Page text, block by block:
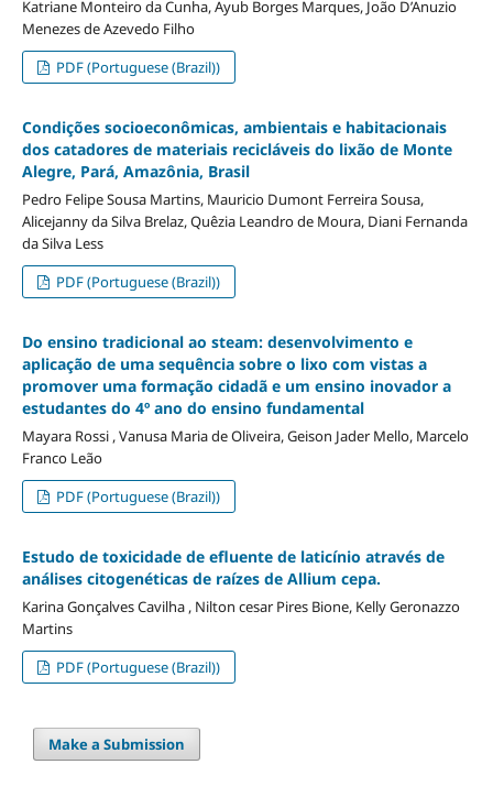
Katriane Monteiro da Cunha, Ayub Borges Marques, João D’Anuzio
Menezes de Azevedo Filho
PDF (Portuguese (Brazil))
Condições socioeconômicas, ambientais e habitacionais
dos catadores de materiais recicláveis do lixão de Monte
Alegre, Pará, Amazônia, Brasil
Pedro Felipe Sousa Martins, Mauricio Dumont Ferreira Sousa,
Alicejanny da Silva Brelaz, Quêzia Leandro de Moura, Diani Fernanda
da Silva Less
PDF (Portuguese (Brazil))
Do ensino tradicional ao steam: desenvolvimento e
aplicação de uma sequência sobre o lixo com vistas a
promover uma formação cidadã e um ensino inovador a
estudantes do 4º ano do ensino fundamental
Mayara Rossi , Vanusa Maria de Oliveira, Geison Jader Mello, Marcelo
Franco Leão
PDF (Portuguese (Brazil))
Estudo de toxicidade de efluente de laticínio através de
análises citogenéticas de raízes de Allium cepa.
Karina Gonçalves Cavilha , Nilton cesar Pires Bione, Kelly Geronazzo
Martins
PDF (Portuguese (Brazil))
Make a Submission